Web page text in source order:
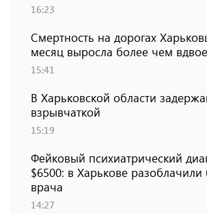
16:23
Смертность на дорогах
месяц выросла более чем вдвое
15:41
В Харьковской области
взрывчаткой
15:19
Фейковый психиатрический
$6500: в Харькове
врача
14:27